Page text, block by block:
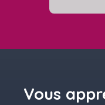
Vous